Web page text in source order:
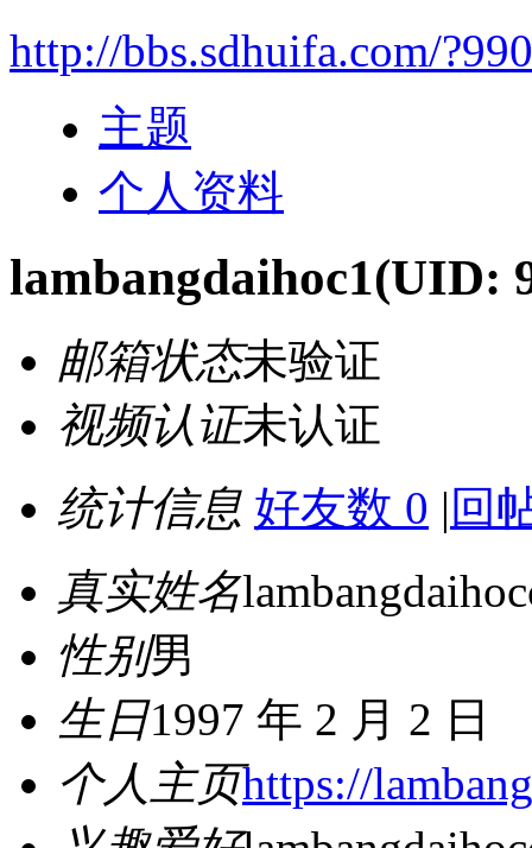
http://bbs.sdhuifa.com/
主题
个人资料
lambangdaihoc1(UID:
邮箱状态未验证
视频认证未认证
统计信息 好友数 0 | 回
真实姓名
性别男
生日1997 年 2 月 2 日
个人主页https://